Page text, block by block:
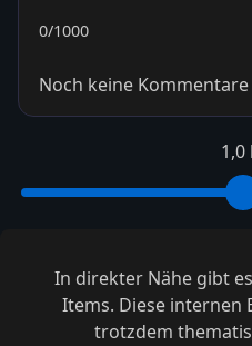
0/1000
Noch keine
1,0
In direkter Nähe gibt
Items. Diese internen
trotzdem